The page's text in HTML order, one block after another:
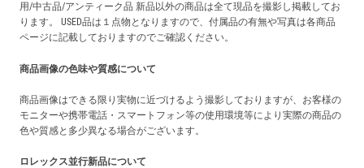
用/中古品/アンティーク品 新品以外の商品は全て現品を撮影し掲載してお
ります。 USED品は１点物となりますので、付属品の有無や写真は各商品
ページに記載しておりますのでご確認ください。
商品画像の色味や質感について
商品画像はできる限り実物に近づけるよう撮影しておりますが、お客様の
モニターや携帯電話・スマートフォン等の使用環境等により実際の商品の
色や質感と多少異なる場合がございます。
ロレックス並行新品について